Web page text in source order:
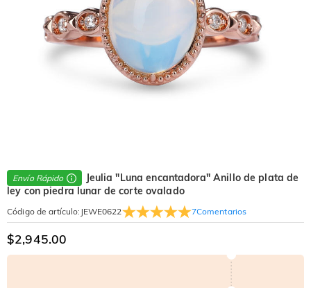
Envío Rápido
Jeulia "Luna encantadora" Anillo de plata de
ley con piedra lunar de corte ovalado
Código de artículo: JEWE0622 7Comentarios
$2,945.00